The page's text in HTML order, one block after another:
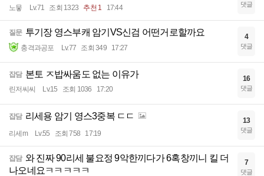
노뭏 Lv.71 조회 1323 추천 1 17:44 댓글
질문 투기장 영스부캐 암기VS신검 어떤거로할까요
충격과공포 Lv.77 조회 349 17:27
4
댓글
잡담 본토 ㅈ밥싸움도 없는 이유가
린저씨씨 Lv.15 조회 1036 17:20
16
댓글
잡담 리세용 암기 영스3중복 ㄷㄷ
리세m Lv.55 조회 758 17:19
13
댓글
잡담 와 진짜 90리세 불요정 9악한끼다가 6혹창끼니 킬 더
나오네요ㅋㅋㅋㅋㅋ
7
댓글